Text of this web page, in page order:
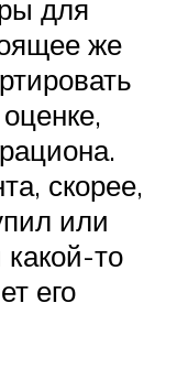
для
же
скорее,
или
то
его